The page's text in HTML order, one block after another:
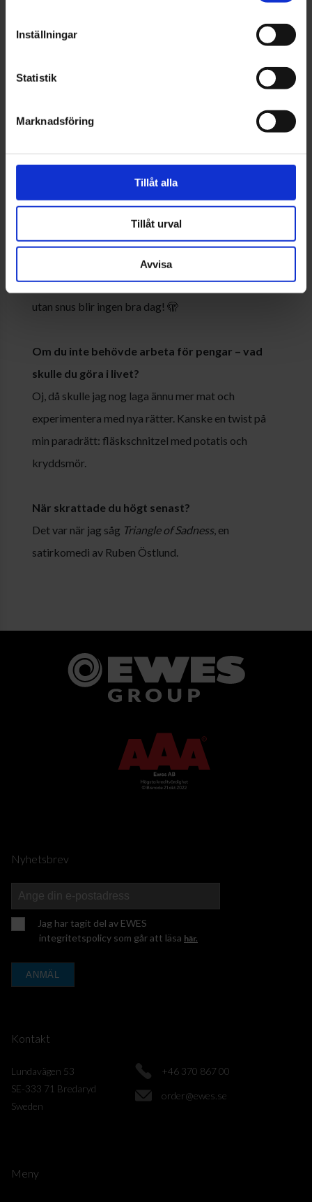
Inställningar
Statistik
Marknadsföring
Tillåt alla
Tillåt urval
Avvisa
Väldigt bra! Alla kollegor har varit mycket
Jag är 25 år (2025) och bor i Bredaryd.
Vad har du svårt att motstå?
Jag har svårt att klara mig utan snus – en arbetsdag
utan snus blir ingen bra dag! 🫣
Om du inte behövde arbeta för pengar – vad
skulle du göra i livet?
Oj, då skulle jag nog laga ännu mer mat och
experimentera med nya rätter. Kanske en twist på
min paradrätt: fläskschnitzel med potatis och
kryddsmör.
När skrattade du högt senast?
Det var när jag såg Triangle of Sadness, en
satirkomedi av Ruben Östlund.
Nyhetsbrev
Jag har tagit del av EWES
integritetspolicy som går att läsa här.
ANMÄL
Kontakt
Lundavägen 53
SE-333 71 Bredaryd
Sweden
+46 370 867 00
order@ewes.se
Meny